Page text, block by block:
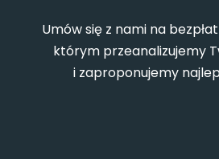
Umów się z nami na
którym przeanalizujemy
i zaproponujemy